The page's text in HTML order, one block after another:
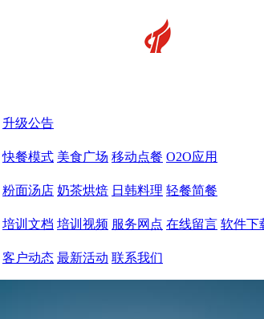
升级公告
快餐模式 美食广场 移动点餐 O2O应用
粉面汤店 奶茶烘焙 日韩料理 轻餐简餐
培训文档 培训视频 服务网点 在线留言 软件下
客户动态 最新活动 联系我们